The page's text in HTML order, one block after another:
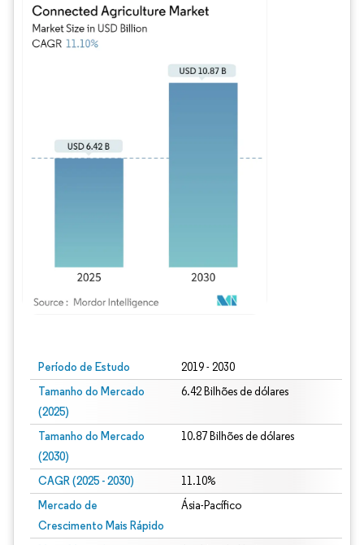
Período de Estudo 2019 - 2030
Tamanho do Mercado
(2025)
6.42 Bilhões de dólares
Tamanho do Mercado
(2030)
10.87 Bilhões de dólares
CAGR (2025 - 2030) 11.10%
Mercado de
Crescimento Mais Rápido
Ásia-Pacífico